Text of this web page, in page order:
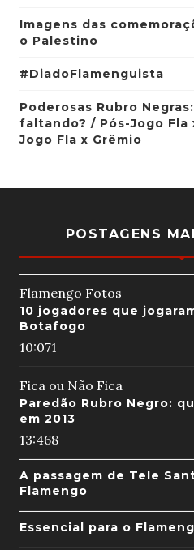
Imagens das
o Palestino
#DiadoFlamenguista
Poderosas Rubro
faltando? / Pós-Jogo Fla
Jogo Fla x Grêmio
POSTAGENS
Flamengo Fotos
10 jogadores que
Botafogo
10:071
Fica ou Não Fica
Paredão Rubro Negro:
em 2013
13:468
A passagem de Tele
Flamengo
Essencial para o